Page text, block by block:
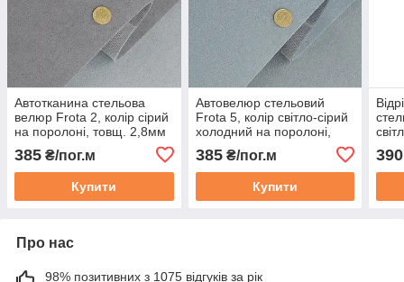
Автотканина стельова
велюр Frota 2, колір сірий
на поролоні, товщ. 2,8мм
385 ₴/пог.м
Купити
Автовелюр стельовий
Frota 5, колір світло-сірий
холодний на поролоні,
товщ. 2,8мм шир. 180см,
Польща
385₴/пог.м
Купити
390
Про нас
98% позитивних з 1075 відгуків за рік